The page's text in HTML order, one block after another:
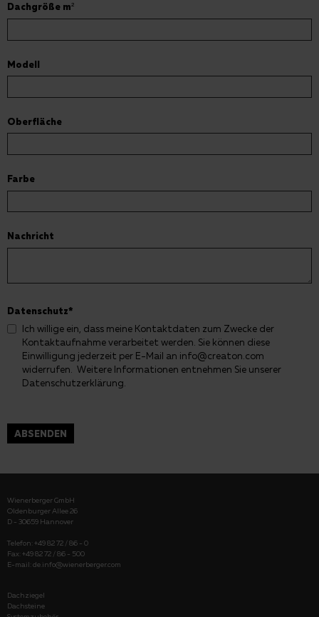
Dachgröße m²
Modell
Oberfläche
Farbe
Nachricht
Datenschutz*
Ich willige ein, dass meine Kontaktdaten zum Zwecke der
Kontaktaufnahme verarbeitet werden. Sie können diese
Einwilligung jederzeit per E-Mail an info@creaton.com
widerrufen. Weitere Informationen entnehmen Sie unserer
Datenschutzerklärung.
ABSENDEN
Wienerberger GmbH
Oldenburger Allee 26
D - 30659 Hannover
Telefon: +49 82 72 / 86 - 0
Fax: +49 82 72 / 86 - 500
E-mail: de.info@wienerberger.com
Dachziegel
Dachsteine